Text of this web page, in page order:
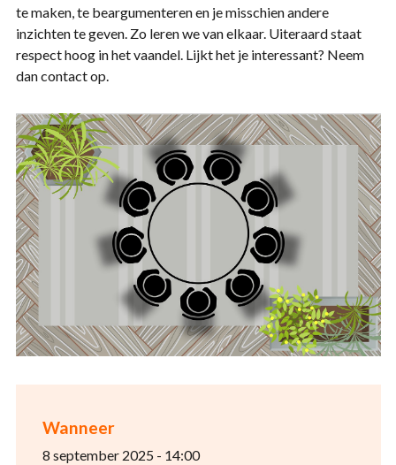
Wanneer
8 september 2025 - 14:00
te maken, te beargumenteren en je misschien andere
inzichten te geven. Zo leren we van elkaar. Uiteraard staat
respect hoog in het vaandel. Lijkt het je interessant? Neem
dan contact op.